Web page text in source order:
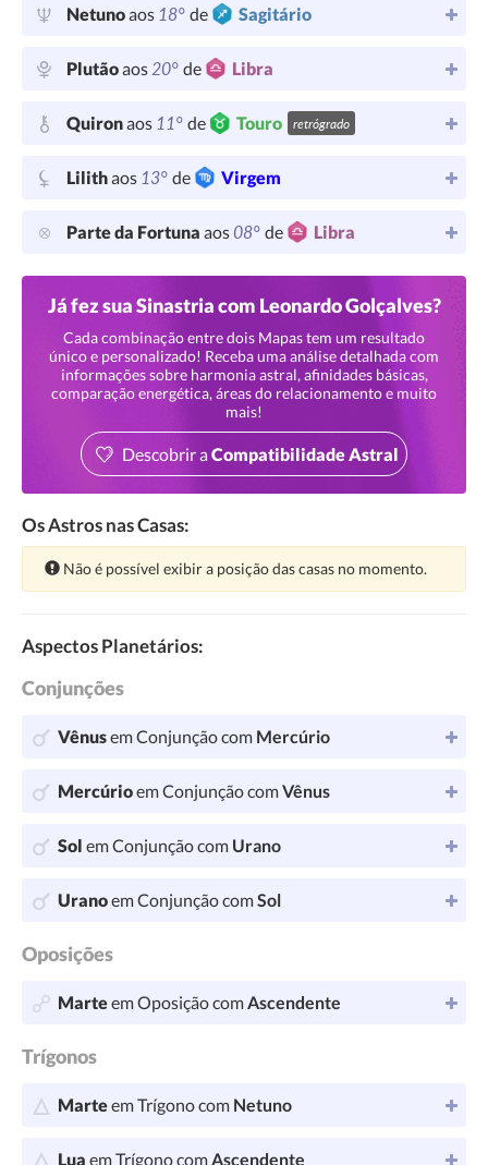
Netunoaos 18° de Sagitário
Plutãoaos20° de Libra
Quironaos 11° de Touro retrógrado
Lilithaos 13° de Virgem
Parte da Fortuna aos08° de Libra
Já fez sua Sinastria com Leonardo Golçalves?
Cada combinação entre dois Mapas tem um resultado
único e personalizado! Receba uma análise detalhada com
informações sobre harmonia astral, afinidades básicas,
comparação energética, áreas do relacionamento e muito
mais!
Descobrir aCompatibilidade Astral
Os Astros nas Casas:
Atenção:
Não é possível exibir a posição das casas no momento.
Aspectos Planetários:
Conjunções
Vênusem Conjunção com Mercúrio
Mercúrioem Conjunção comVênus
Sol em Conjunção com Urano
Uranoem Conjunção comSol
Oposições
Marteem Oposição comAscendente
Trígonos
Marteem Trígono com Netuno
Lua em Trígono comAscendente